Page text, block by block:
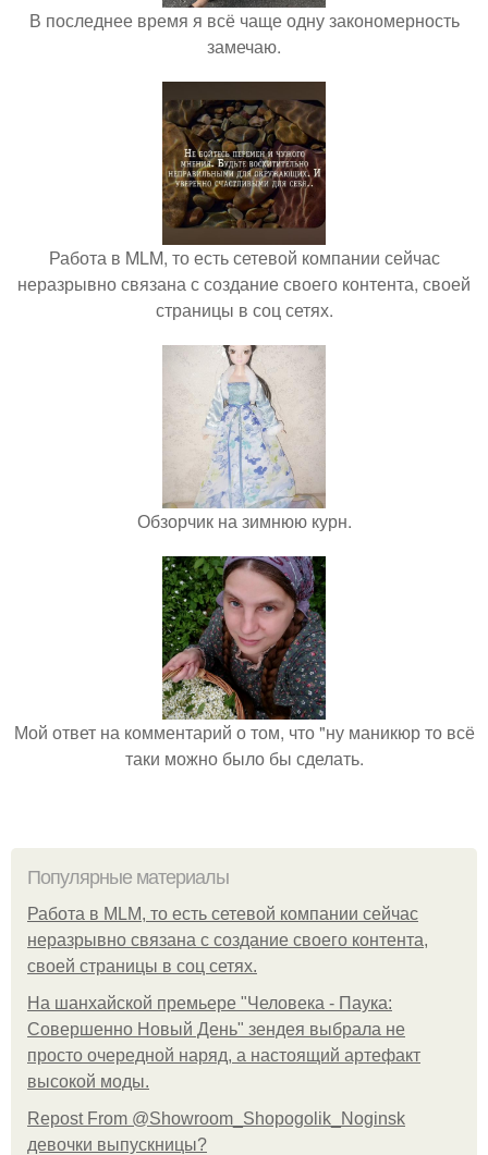
В последнее время я всё чаще одну закономерность
замечаю.
Работа в MLM, то есть сетевой компании сейчас
неразрывно связана с создание своего контента, своей
страницы в соц сетях.
Обзорчик на зимнюю курн.
Мой ответ на комментарий о том, что "ну маникюр то всё
таки можно было бы сделать.
Популярные материалы
Работа в MLM, то есть сетевой компании сейчас
неразрывно связана с создание своего контента,
своей страницы в соц сетях.
На шанхайской премьере "Человека - Паука:
Совершенно Новый День" зендея выбрала не
просто очередной наряд, а настоящий артефакт
высокой моды.
Repost From @Showroom_Shopogolik_Noginsk
девочки выпускницы?